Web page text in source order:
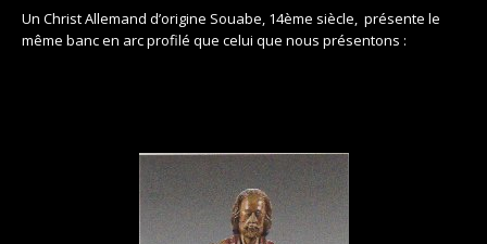
Un Christ Allemand d’origine Souabe, 14ème siècle, présente le
même banc en arc profilé que celui que nous présentons :